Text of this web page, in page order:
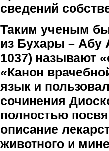
сведений
Таким ученым
из Бухары – Абу
1037) называют
«Канон
язык и
сочинения
полностью
описание
животного и